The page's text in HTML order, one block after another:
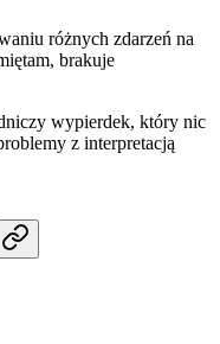
różnych zdarzeń na
brakuje
wypierdek, który nic
z interpretacją